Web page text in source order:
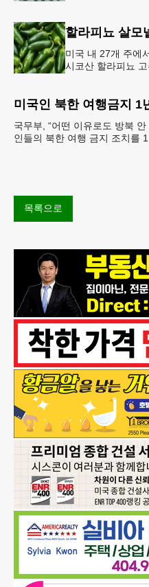
미국 내 27개 주에
시코산 할라피뇨
미국인 북한 여행금지 1
국무부, “어떤 이유로도 방북
인들의 북한 여행 금지 조치를
목록으로